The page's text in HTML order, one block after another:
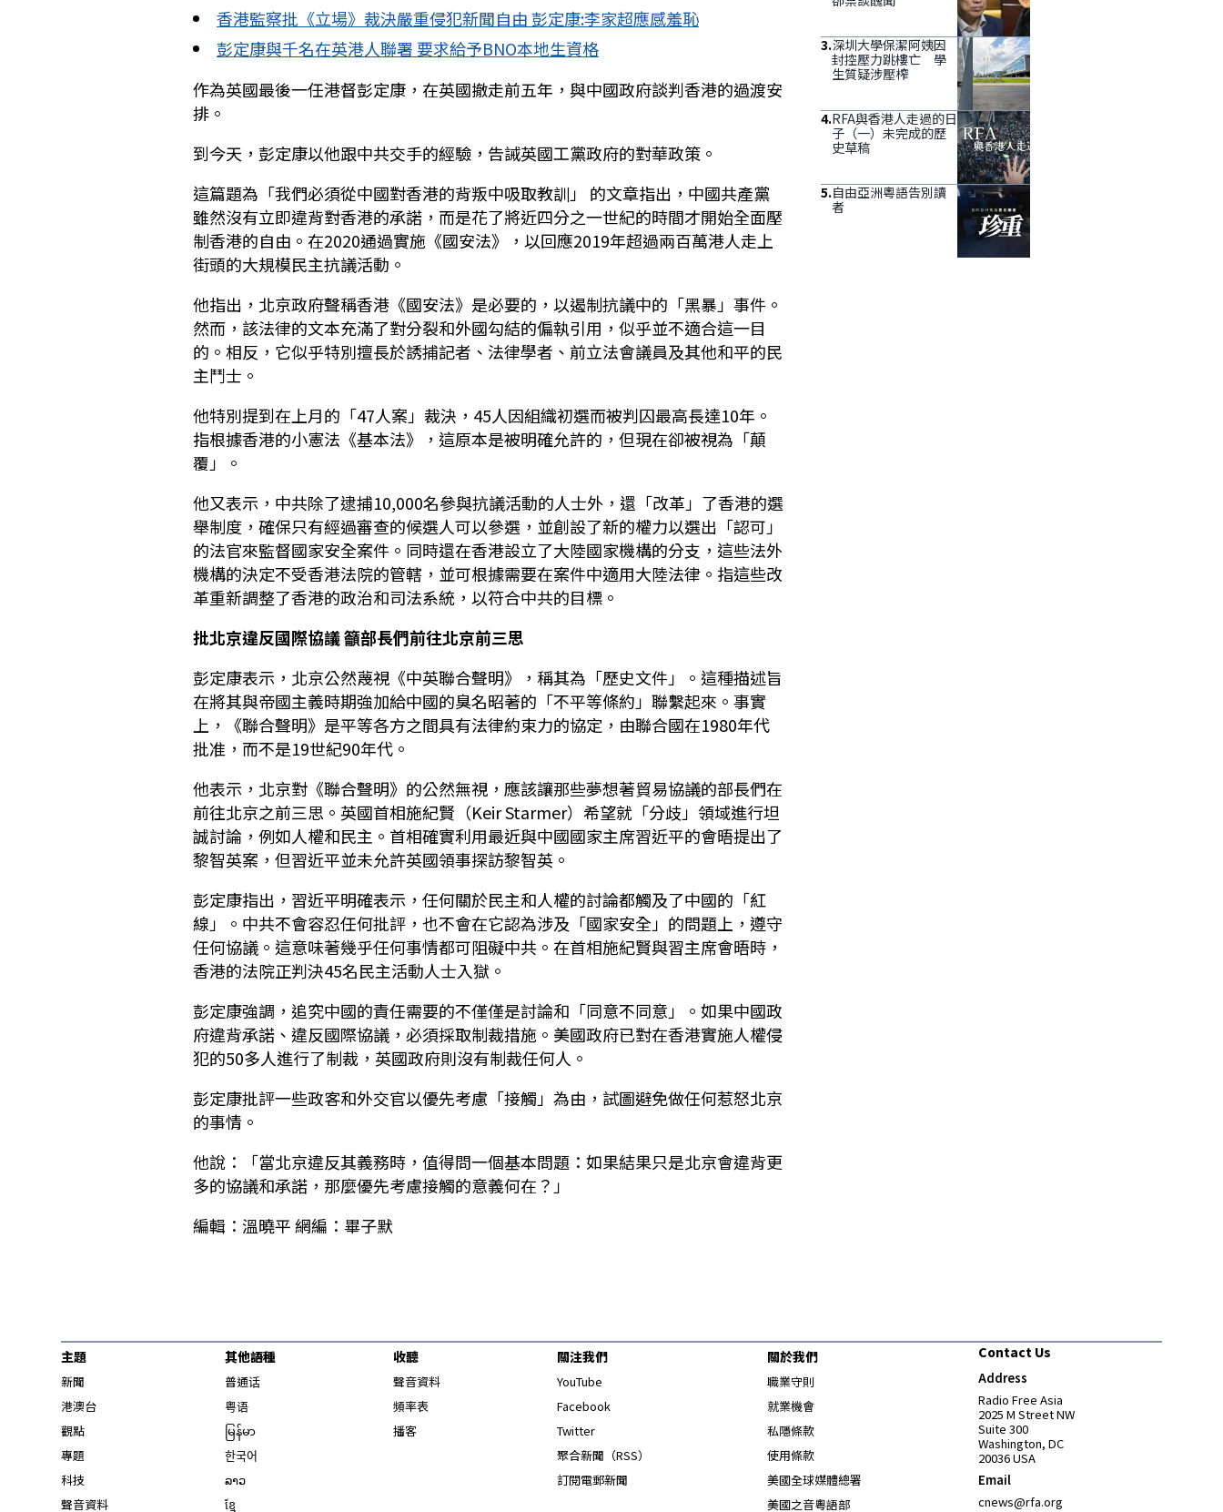
香港監察批《立場》裁決嚴重侵犯新聞自由 彭定康:李家超應感羞恥
彭定康與千名在英港人聯署 要求給予BNO本地生資格
作為英國最後一任港督彭定康，在英國撤走前五年，與中國政府談判香港的過渡安
排。
到今天，彭定康以他跟中共交手的經驗，告誡英國工黨政府的對華政策。
這篇題為「我們必須從中國對香港的背叛中吸取教訓」 的文章指出，中國共產黨
雖然沒有立即違背對香港的承諾，而是花了將近四分之一世紀的時間才開始全面壓
制香港的自由。在2020通過實施《國安法》，以回應2019年超過兩百萬港人走上
街頭的大規模民主抗議活動。
他指出，北京政府聲稱香港《國安法》是必要的，以遏制抗議中的「黑暴」事件。
然而，該法律的文本充滿了對分裂和外國勾結的偏執引用，似乎並不適合這一目
的。相反，它似乎特別擅長於誘捕記者、法律學者、前立法會議員及其他和平的民
主鬥士。
他特別提到在上月的「47人案」裁決，45人因組織初選而被判囚最高長達10年。
指根據香港的小憲法《基本法》，這原本是被明確允許的，但現在卻被視為「顛
覆」。
他又表示，中共除了逮捕10,000名參與抗議活動的人士外，還「改革」了香港的選
舉制度，確保只有經過審查的候選人可以參選，並創設了新的權力以選出「認可」
的法官來監督國家安全案件。同時還在香港設立了大陸國家機構的分支，這些法外
機構的決定不受香港法院的管轄，並可根據需要在案件中適用大陸法律。指這些改
革重新調整了香港的政治和司法系統，以符合中共的目標。
批北京違反國際協議 籲部長們前往北京前三思
彭定康表示，北京公然蔑視《中英聯合聲明》，稱其為「歷史文件」。這種描述旨
在將其與帝國主義時期強加給中國的臭名昭著的「不平等條約」聯繫起來。事實
上，《聯合聲明》是平等各方之間具有法律約束力的協定，由聯合國在1980年代
批准，而不是19世紀90年代。
他表示，北京對《聯合聲明》的公然無視，應該讓那些夢想著貿易協議的部長們在
前往北京之前三思。英國首相施紀賢（Keir Starmer）希望就「分歧」領域進行坦
誠討論，例如人權和民主。首相確實利用最近與中國國家主席習近平的會晤提出了
黎智英案，但習近平並未允許英國領事探訪黎智英。
彭定康指出，習近平明確表示，任何關於民主和人權的討論都觸及了中國的「紅
線」。中共不會容忍任何批評，也不會在它認為涉及「國家安全」的問題上，遵守
任何協議。這意味著幾乎任何事情都可阻礙中共。在首相施紀賢與習主席會晤時，
香港的法院正判決45名民主活動人士入獄。
彭定康強調，追究中國的責任需要的不僅僅是討論和「同意不同意」。如果中國政
府違背承諾、違反國際協議，必須採取制裁措施。美國政府已對在香港實施人權侵
犯的50多人進行了制裁，英國政府則沒有制裁任何人。
彭定康批評一些政客和外交官以優先考慮「接觸」為由，試圖避免做任何惹怒北京
的事情。
他說：「當北京違反其義務時，值得問一個基本問題：如果結果只是北京會違背更
多的協議和承諾，那麼優先考慮接觸的意義何在？」
編輯：溫曉平 網編：畢子默
3.深圳大學保潔阿姨因
封控壓力跳樓亡 學
生質疑涉壓榨
4.RFA與香港人走過的日
子（一）未完成的歷
史草稿
5.自由亞洲粵語告別讀
者
主題
新聞
港澳台
觀點
專題
科技
聲音資料
其他語種
普通话
粤语
မြန်မာ
한국어
ລາວ
ខ្មែ
收聽
聲音資料
頻率表
播客
關注我們
YouTube
Facebook
Twitter
聚合新聞（RSS）
訂閱電郵新聞
關於我們
職業守則
就業機會
私隱條款
使用條款
美國全球媒體總署 Opens in new window
美國之音粵語部Opens in new window
Contact Us
Address
Radio Free Asia
2025 M Street NW
Suite 300
Washington, DC
20036 USA
Email
cnews@rfa.org